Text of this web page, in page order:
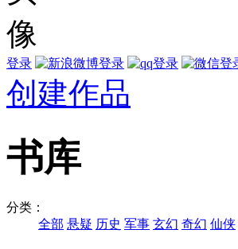
登录
创建作品
书库
分类：
全部 悬疑 历史 军事 玄幻 奇幻 仙侠